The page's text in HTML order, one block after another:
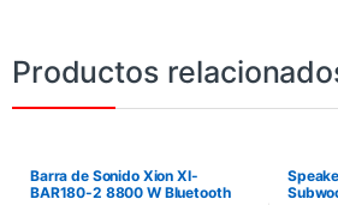
Productos
Barra de Sonido Xion XI-
BAR180-2 8800 W Bluetooth